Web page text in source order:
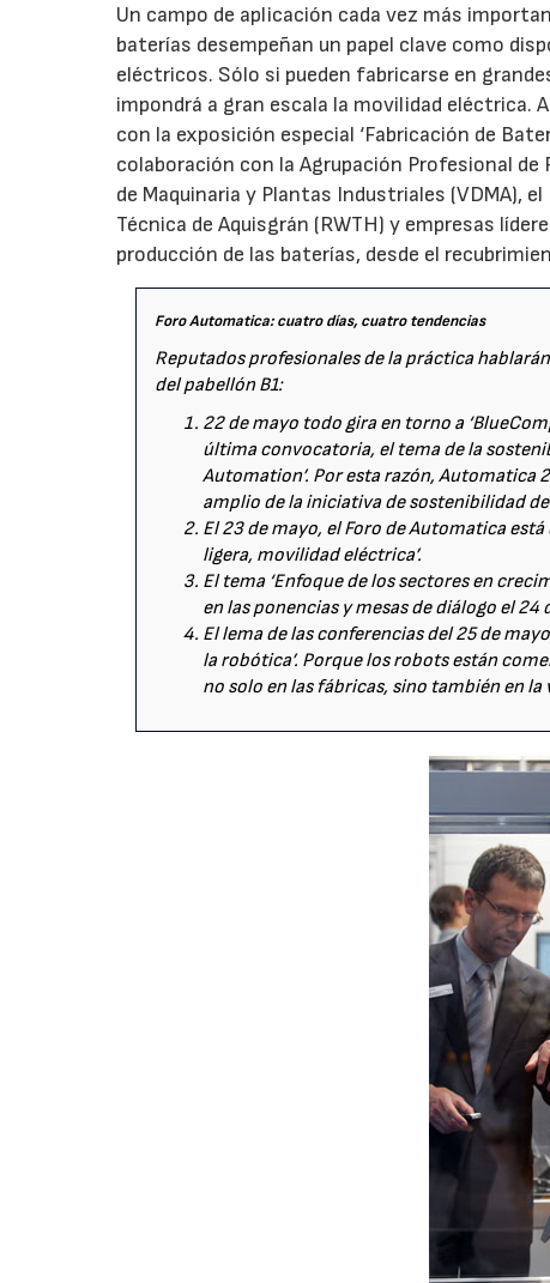
Un campo de aplicación cada vez más
baterías desempeñan un papel clave como
eléctricos. Sólo si pueden fabricarse en
impondrá a gran escala la movilidad
con la exposición especial ‘Fabricación de
colaboración con la Agrupación Profesional
de Maquinaria y Plantas Industriales (VDMA),
Técnica de Aquisgrán (RWTH) y empresas
producción de las baterías, desde el
Foro Automatica: cuatro días, cuatro tendencias
Reputados profesionales de la práctica
del pabellón B1:
22 de mayo todo gira en torno a
última convocatoria, el tema de la
Automation’. Por esta razón, Automatica
amplio de la iniciativa de sostenibilidad de
El 23 de mayo, el Foro de Automatica
ligera, movilidad eléctrica’.
El tema ‘Enfoque de los sectores en
en las ponencias y mesas de diálogo el 24
El lema de las conferencias del 25 de
la robótica’. Porque los robots están
no solo en las fábricas, sino también en la